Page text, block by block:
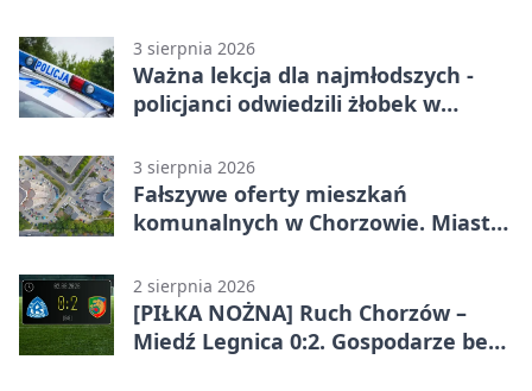
3 sierpnia 2026
Ważna lekcja dla najmłodszych -
policjanci odwiedzili żłobek w
3 sierpnia 2026
Fałszywe oferty mieszkań
komunalnych w Chorzowie. Miasto
2 sierpnia 2026
[PIŁKA NOŻNA] Ruch Chorzów –
Miedź Legnica 0:2. Gospodarze bez